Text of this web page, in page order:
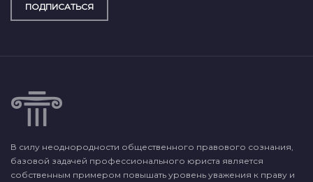
ПОДПИСАТЬСЯ
В силу неоднородности общественного правового сознания,
базовой задачей профессионального юриста является
собственным примером повышать уровень уважения к праву и